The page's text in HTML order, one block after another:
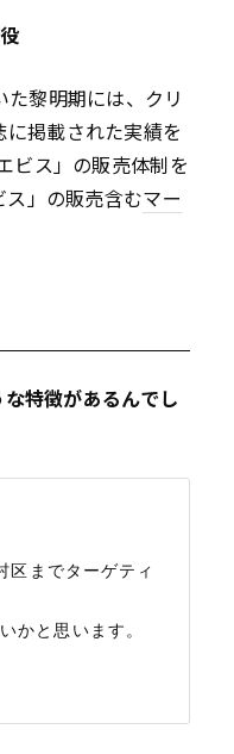
黎明期には、クリ
掲載された実績を
ビス」の販売体制を
」の販売含むマー
特徴があるんでし
までターゲティ
かと思います。